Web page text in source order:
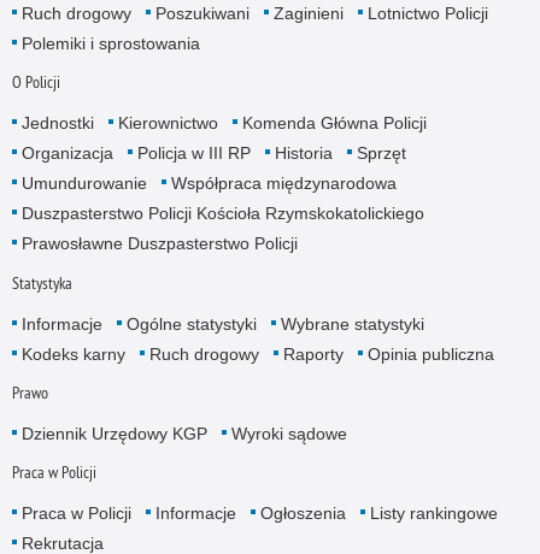
Ruch drogowy
Poszukiwani Zaginieni
Lotnictwo Policji
Polemiki i sprostowania
O Policji
Jednostki Kierownictwo
Komenda Główna Policji
Organizacja
Policja w III RP Historia
Sprzęt
Umundurowanie
Współpraca międzynarodowa
Duszpasterstwo Policji Kościoła Rzymskokatolickiego
Prawosławne Duszpasterstwo Policji
Statystyka
Informacje Ogólne statystyki
Wybrane statystyki
Kodeks karny
Ruch drogowy Raporty Opinia publiczna
Prawo
Dziennik Urzędowy KGP Wyroki sądowe
Praca w Policji
Praca w Policji Informacje Ogłoszenia
Listy rankingowe
Rekrutacja